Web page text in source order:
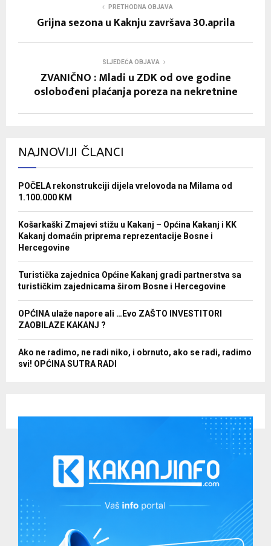
PRETHODNA OBJAVA
Grijna sezona u Kaknju završava 30.aprila
SLJEDEĆA OBJAVA
ZVANIČNO : Mladi u ZDK od ove godine
oslobođeni plaćanja poreza na nekretnine
NAJNOVIJI ČLANCI
POČELA rekonstrukciji dijela vrelovoda na Milama od
1.100.000 KM
Košarkaški Zmajevi stižu u Kakanj – Općina Kakanj i KK
Kakanj domaćin priprema reprezentacije Bosne i
Hercegovine
Turistička zajednica Općine Kakanj gradi partnerstva sa
turističkim zajednicama širom Bosne i Hercegovine
OPĆINA ulaže napore ali …Evo ZAŠTO INVESTITORI
ZAOBILAZE KAKANJ ?
Ako ne radimo, ne radi niko, i obrnuto, ako se radi, radimo
svi! OPĆINA SUTRA RADI